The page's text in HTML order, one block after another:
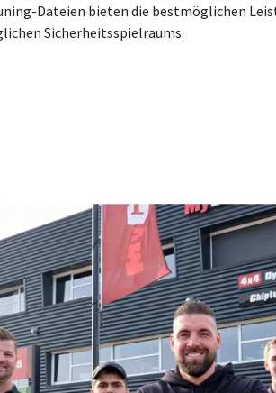
Dateien bieten die bestmöglichen
Sicherheitsspielraums.